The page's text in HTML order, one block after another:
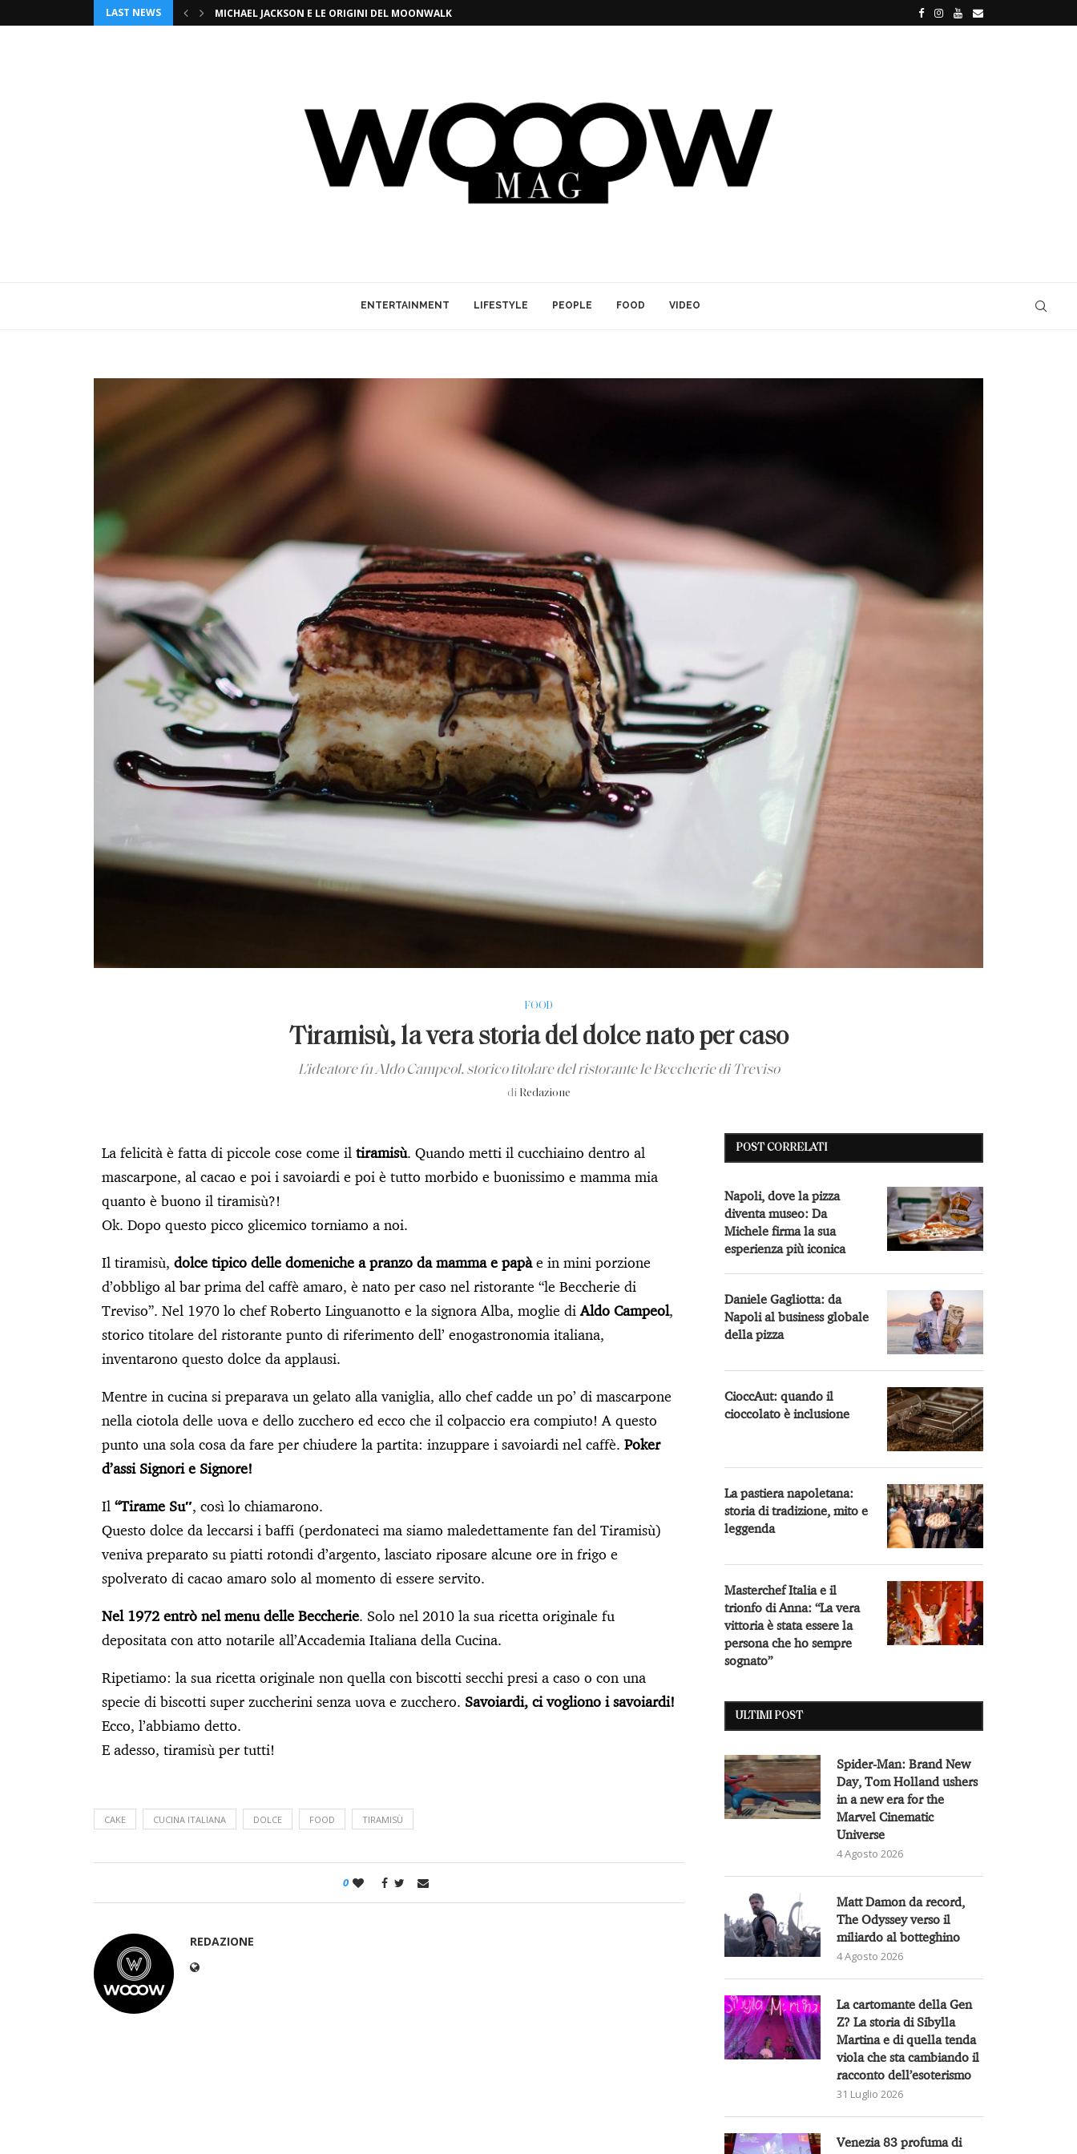
LAST NEWS MICHAEL JACKSON E LE ORIGINI DEL MOONWALK IL MANTELLO DELL’INVISIBILITÀ È IN
ENTERTAINMENT LIFESTYLE PEOPLE FOOD VIDEO
FOOD
Tiramisù, la vera storia del dolce nato per caso
L'ideatore fu Aldo Campeol, storico titolare del ristorante le Beccherie di Treviso
di Redazione
La felicità è fatta di piccole cose come il tiramisù. Quando metti il cucchiaino dentro al
mascarpone, al cacao e poi i savoiardi e poi è tutto morbido e buonissimo e mamma mia
quanto è buono il tiramisù?!
Ok. Dopo questo picco glicemico torniamo a noi.
Il tiramisù, dolce tipico delle domeniche a pranzo da mamma e papàe in mini porzione
d’obbligo al bar prima del caffè amaro, è nato per caso nel ristorante “le Beccherie di
Treviso”. Nel 1970 lo chef Roberto Linguanotto e la signora Alba, moglie diAldo Campeol,
storico titolare del ristorante punto di riferimento dell’ enogastronomia italiana,
inventarono questo dolce da applausi.
Mentre in cucina si preparava un gelato alla vaniglia, allo chef cadde un po’ di mascarpone
nella ciotola delle uova e dello zucchero ed ecco che il colpaccio era compiuto! A questo
punto una sola cosa da fare per chiudere la partita: inzuppare i savoiardi nel caffè. Poker
d’assi Signori e Signore!
Il “Tirame Su″, così lo chiamarono.
Questo dolce da leccarsi i baffi (perdonateci ma siamo maledettamente fan del Tiramisù)
veniva preparato su piatti rotondi d’argento, lasciato riposare alcune ore in frigo e
spolverato di cacao amaro solo al momento di essere servito.
Nel 1972 entrò nel menu delle Beccherie. Solo nel 2010 la sua ricetta originale fu
depositata con atto notarile all’Accademia Italiana della Cucina.
Ripetiamo: la sua ricetta originale non quella con biscotti secchi presi a caso o con una
specie di biscotti super zuccherini senza uova e zucchero. Savoiardi, ci vogliono i savoiardi!
Ecco, l’abbiamo detto.
E adesso, tiramisù per tutti!
CAKE CUCINA ITALIANA DOLCE FOOD TIRAMISÙ
0
REDAZIONE
POST CORRELATI
Napoli, dove la pizza
diventa museo: Da
Michele firma la sua
esperienza più iconica
Daniele Gagliotta: da
Napoli al business globale
della pizza
CioccAut: quando il
cioccolato è inclusione
La pastiera napoletana:
storia di tradizione, mito e
leggenda
Masterchef Italia e il
trionfo di Anna: “La vera
vittoria è stata essere la
persona che ho sempre
sognato”
ULTIMI POST
Spider-Man: Brand New
Day, Tom Holland ushers
in a new era for the
Marvel Cinematic
Universe
4 Agosto 2026
Matt Damon da record,
The Odyssey verso il
miliardo al botteghino
4 Agosto 2026
La cartomante della Gen
Z? La storia di Sibylla
Martina e di quella tenda
viola che sta cambiando il
racconto dell’esoterismo
31 Luglio 2026
Venezia 83 profuma di